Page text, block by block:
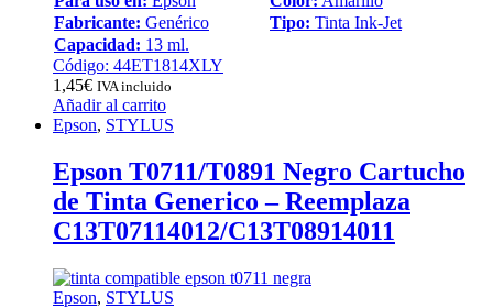
Fabricante: Genérico Tipo: Tinta Ink-Jet
Capacidad: 13 ml.
Código: 44ET1814XLY
1,45€ IVA incluido
Añadir al carrito
Epson, STYLUS
Epson T0711/T0891 Negro Cartucho
de Tinta Generico – Reemplaza
C13T07114012/C13T08914011
Epson, STYLUS